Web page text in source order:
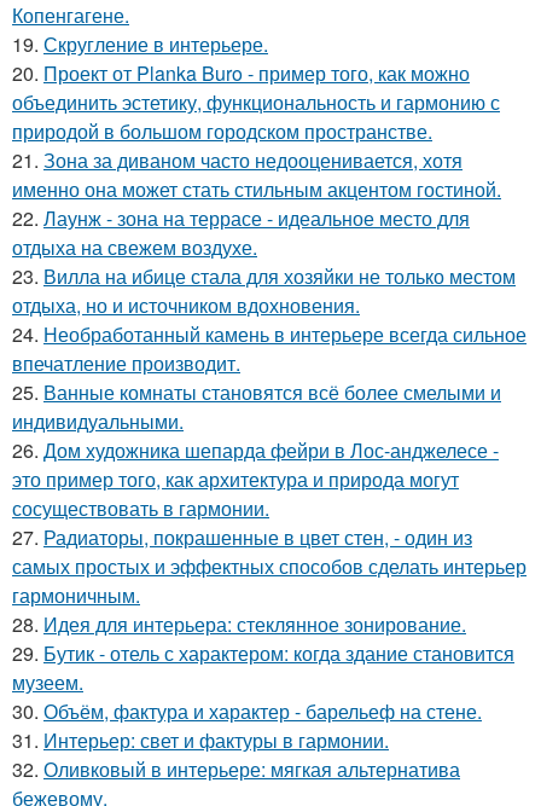
Копенгагене.
19. Скругление в интерьере.
20. Проект от Planka Buro - пример того, как можно
объединить эстетику, функциональность и гармонию с
природой в большом городском пространстве.
21. Зона за диваном часто недооценивается, хотя
именно она может стать стильным акцентом гостиной.
22. Лаунж - зона на террасе - идеальное место для
отдыха на свежем воздухе.
23. Вилла на ибице стала для хозяйки не только местом
отдыха, но и источником вдохновения.
24. Необработанный камень в интерьере всегда сильное
впечатление производит.
25. Ванные комнаты становятся всё более смелыми и
индивидуальными.
26. Дом художника шепарда фейри в Лос-анджелесе -
это пример того, как архитектура и природа могут
сосуществовать в гармонии.
27. Радиаторы, покрашенные в цвет стен, - один из
самых простых и эффектных способов сделать интерьер
гармоничным.
28. Идея для интерьера: стеклянное зонирование.
29. Бутик - отель с характером: когда здание становится
музеем.
30. Объём, фактура и характер - барельеф на стене.
31. Интерьер: свет и фактуры в гармонии.
32. Оливковый в интерьере: мягкая альтернатива
бежевому.